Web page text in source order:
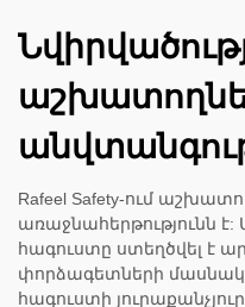
Rafeel Safety-ում
առաջնահերթությունն
հագուստը ստեղծվել է
փորձագետների
հագուստի